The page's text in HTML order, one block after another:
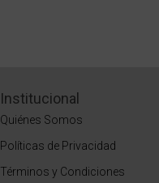
Institucional
Quiénes Somos
Políticas de Privacidad
Términos y Condiciones